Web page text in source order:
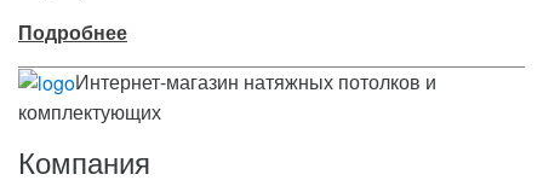
Подробнее
Интернет-магазин натяжных потолков и
комплектующих
Компания